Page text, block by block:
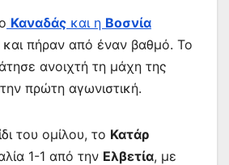
Καναδάς και η Βοσνία
και πήραν από έναν βαθμό. Το
ανοιχτή τη μάχη της
πρώτη αγωνιστική.
του ομίλου, το Κατάρ
1-1 από την Ελβετία, με